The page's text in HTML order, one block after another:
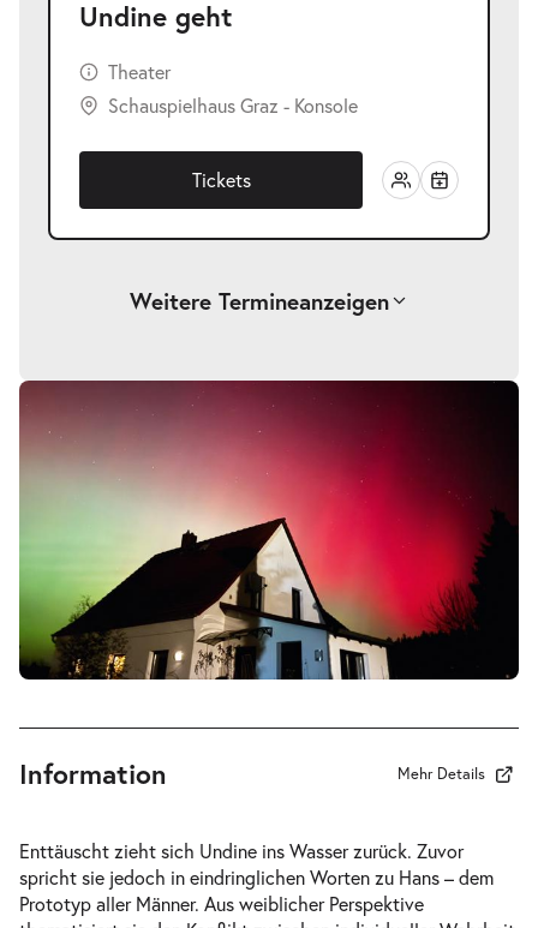
Undine geht
Theater
Schauspielhaus Graz - Konsole
Tickets
Weitere Termineanzeigen
Undine geht-
26.09.2026
18:00 Uhr
Tickets
Undine geht-
Mi.
30.09.2026
Mi. 30.09.2026
Tickets
Undine geht-
Fr.
02.10.2026
Fr. 02.10.2026
Tickets
Information Mehr Details
Enttäuscht zieht sich Undine ins Wasser zurück. Zuvor
spricht sie jedoch in eindringlichen Worten zu Hans – dem
Prototyp aller Männer. Aus weiblicher Perspektive